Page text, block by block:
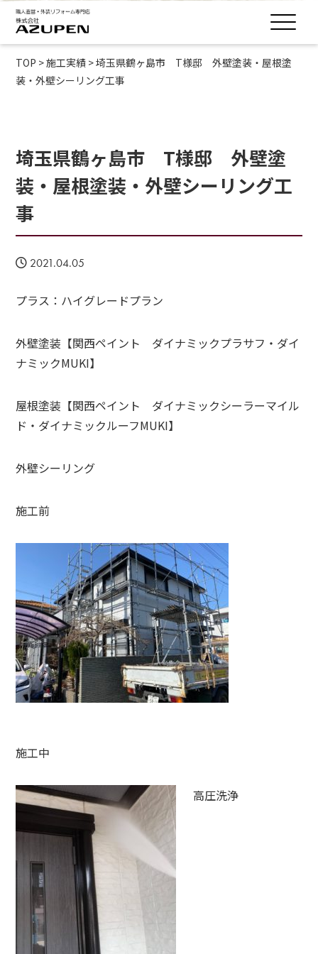
TOP >施工実績 >埼玉県鶴ヶ島市 T様邸 外壁塗装・屋根塗
装・外壁シーリング工事
埼玉県鶴ヶ島市 T様邸 外壁塗
装・屋根塗装・外壁シーリング工
事
2021.04.05
プラス：ハイグレードプラン
外壁塗装【関西ペイント ダイナミックプラサフ・ダイ
ナミックMUKI】
屋根塗装【関西ペイント ダイナミックシーラーマイル
ド・ダイナミックルーフMUKI】
外壁シーリング
施工前
施工中
高圧洗浄